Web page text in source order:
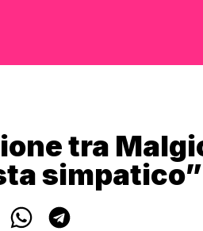
tra